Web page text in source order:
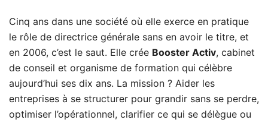
Cinq ans dans une société où elle exerce en pratique
le rôle de directrice générale sans en avoir le titre, et
en 2006, c’est le saut. Elle crée Booster Activ, cabinet
de conseil et organisme de formation qui célèbre
aujourd’hui ses dix ans. La mission ? Aider les
entreprises à se structurer pour grandir sans se perdre,
optimiser l’opérationnel, clarifier ce qui se délègue ou